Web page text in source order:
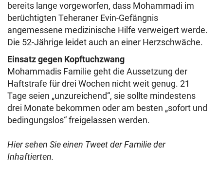
bereits lange vorgeworfen, dass Mohammadi im
berüchtigten Teheraner Evin-Gefängnis
angemessene medizinische Hilfe verweigert werde.
Die 52-Jährige leidet auch an einer Herzschwäche.
Einsatz gegen Kopftuchzwang
Mohammadis Familie geht die Aussetzung der
Haftstrafe für drei Wochen nicht weit genug. 21
Tage seien „unzureichend“, sie sollte mindestens
drei Monate bekommen oder am besten „sofort und
bedingungslos“ freigelassen werden.
Hier sehen Sie einen Tweet der Familie der
Inhaftierten.